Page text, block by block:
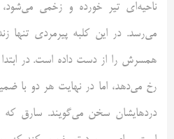
ناحیه‌ای تیر خورده و زخمی
می‌رسد. در این کلبه پیرمردی
همسرش را از دست داده است. در
رخ می‌دهد، اما در نهایت هر دو با
دردهایشان سخن می‌گویند. سارق